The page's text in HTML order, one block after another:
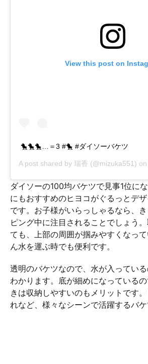
View this post on
🐤🐤🐤…＝3 #🐤 #ダイソーバケツ
A post shared by 瑞香 (@mizuka551) on
ダイソーの100均バケツで見事1位に
にもおすすめのヒヨコがぐるっとデ
です。お子様がいらっしゃるなら、
ピング中に注目されることでしょう
ても、上部の周囲が掴みやすくなっ
ん水を運ぶ時でも便利です。
透明のバケツなので、水が入ってい
わかります。底が細めになっている
きは収納しやすいのもメリットです
れなど、様々なシーンで活躍するバケ